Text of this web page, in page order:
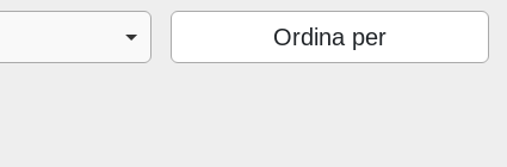
Ordina per